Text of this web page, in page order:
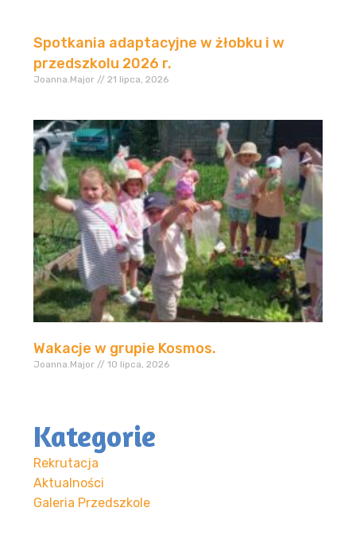
Spotkania adaptacyjne w żłobku i w
przedszkolu 2026 r.
Joanna.Major 21 lipca, 2026
Wakacje w grupie Kosmos.
Joanna.Major 10 lipca, 2026
Kategorie
Rekrutacja
Aktualności
Galeria Przedszkole